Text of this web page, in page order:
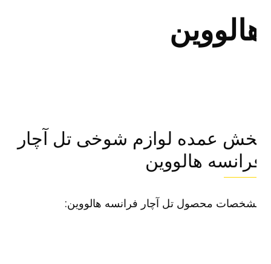
عمده لوازم شوخی تل آچار
هالووین
محصول تل آچار فرانسه هالووین: